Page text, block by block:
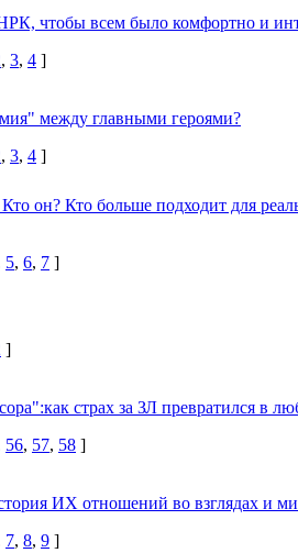
чтобы всем было комфортно и
, 3, 4 ]
между главными героями?
, 3, 4 ]
он? Кто больше подходит для
5, 6, 7 ]
]
страх за ЗЛ превратился в
56, 57, 58 ]
ИХ отношений во взглядах и
7, 8, 9 ]